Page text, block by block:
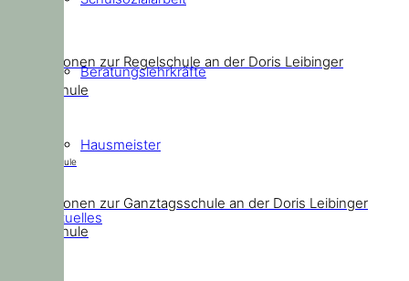
Beratungslehrkräfte
Hausmeister
Aktuelles
Informationen zur Regelschule an der Doris Leibinger
Grundschule
Ganztagsschule
Informationen zur Ganztagsschule an der Doris Leibinger
Grundschule